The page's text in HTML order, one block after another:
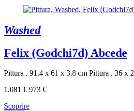
Washed
Felix (Godchi7d) Abcede
Pittura . 91.4 x 61 x 3.8 cm Pittura . 36 x
1.081 € 973 €
Scoprire